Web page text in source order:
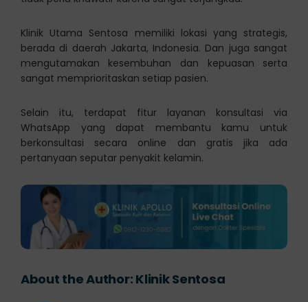
Klinik Utama Sentosa memiliki lokasi yang strategis,
berada di daerah Jakarta, Indonesia. Dan juga sangat
mengutamakan kesembuhan dan kepuasan serta
sangat memprioritaskan setiap pasien.
Selain itu, terdapat fitur layanan konsultasi via
WhatsApp yang dapat membantu kamu untuk
berkonsultasi secara online dan gratis jika ada
pertanyaan seputar penyakit kelamin.
About the Author: Klinik Sentosa